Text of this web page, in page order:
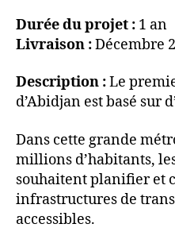
Durée du projet : 1 an
Livraison :Décembre
Description :Le
d’Abidjan est basé sur
Dans cette grande
millions d’habitants,
souhaitent planifier et
infrastructures de
accessibles.